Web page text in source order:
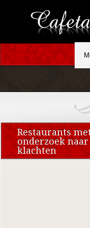
Restaurants
onderzoek
klachten